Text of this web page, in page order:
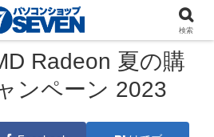
ニュース キャンペーン
Radeon 夏の購
ンペーン 2023
検索